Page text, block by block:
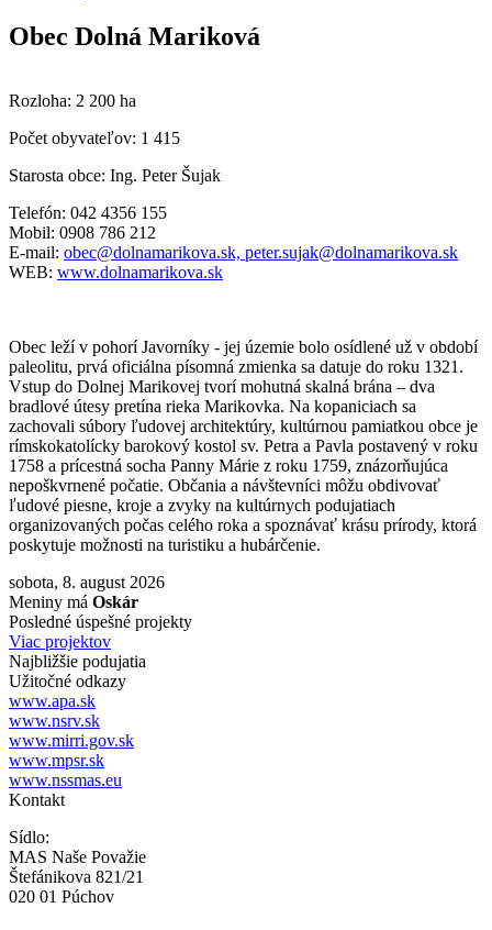
Obec Dolná Mariková
Rozloha: 2 200 ha
Počet obyvateľov: 1 415
Starosta obce: Ing. Peter Šujak
Telefón: 042 4356 155
Mobil: 0908 786 212
E-mail: obec@dolnamarikova.sk, peter.sujak@dolnamarikova.sk
WEB: www.dolnamarikova.sk
Obec leží v pohorí Javorníky - jej územie bolo osídlené už v období
paleolitu, prvá oficiálna písomná zmienka sa datuje do roku 1321.
Vstup do Dolnej Marikovej tvorí mohutná skalná brána – dva
bradlové útesy pretína rieka Marikovka. Na kopaniciach sa
zachovali súbory ľudovej architektúry, kultúrnou pamiatkou obce je
rímskokatolícky barokový kostol sv. Petra a Pavla postavený v roku
1758 a prícestná socha Panny Márie z roku 1759, znázorňujúca
nepoškvrnené počatie. Občania a návštevníci môžu obdivovať
ľudové piesne, kroje a zvyky na kultúrnych podujatiach
organizovaných počas celého roka a spoznávať krásu prírody, ktorá
poskytuje možnosti na turistiku a hubárčenie.
sobota, 8. august 2026
Meniny má Oskár
Posledné úspešné projekty
Viac projektov
Najbližšie podujatia
Užitočné odkazy
www.apa.sk
www.nsrv.sk
www.mirri.gov.sk
www.mpsr.sk
www.nssmas.eu
Kontakt
Sídlo:
MAS Naše Považie
Štefánikova 821/21
020 01 Púchov